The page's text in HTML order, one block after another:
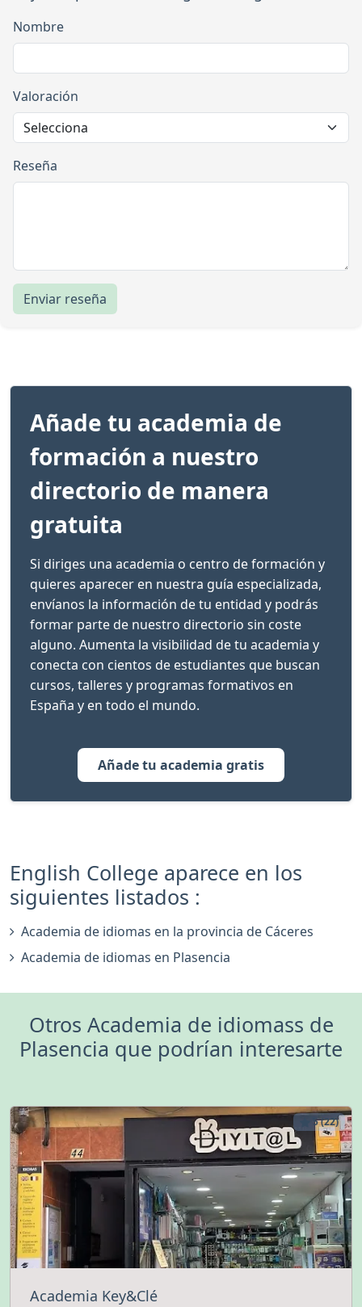
Nombre
Valoración
Reseña
Enviar reseña
Añade tu academia de
formación a nuestro
directorio de manera
gratuita
Si diriges una academia o centro de formación y
quieres aparecer en nuestra guía especializada,
envíanos la información de tu entidad y podrás
formar parte de nuestro directorio sin coste
alguno. Aumenta la visibilidad de tu academia y
conecta con cientos de estudiantes que buscan
cursos, talleres y programas formativos en
España y en todo el mundo.
Añade tu academia gratis
English College aparece en los
siguientes listados :
Academia de idiomas en la provincia de Cáceres
Academia de idiomas en Plasencia
Otros Academia de idiomass de
Plasencia que podrían interesarte
5 (22)
Academia Key&Clé